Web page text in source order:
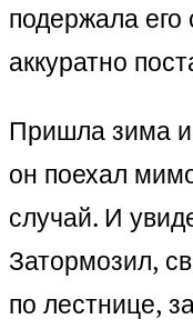
подержала его
аккуратно
Пришла зима и
он поехал
случай. И
Затормозил,
по лестнице,